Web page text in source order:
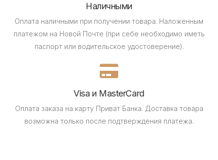
Наличными
Оплата наличными при получении товара. Наложенным
платежом на Новой Почте (при себе необходимо иметь
паспорт или водительское удостоверение).
Visa и MasterCard
Оплата заказа на карту Приват Банка. Доставка товара
возможна только после подтверждения платежа.